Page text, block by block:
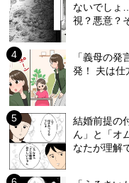
ないでしょ
視？悪意？
「義母の
発！ 夫は仕
結婚前提の
ん」と「オ
なたが理解